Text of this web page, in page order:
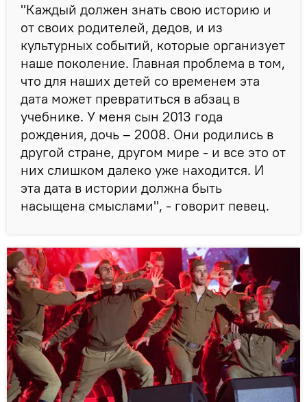
"Каждый должен знать свою историю и
от своих родителей, дедов, и из
культурных событий, которые организует
наше поколение. Главная проблема в том,
что для наших детей со временем эта
дата может превратиться в абзац в
учебнике. У меня сын 2013 года
рождения, дочь – 2008. Они родились в
другой стране, другом мире - и все это от
них слишком далеко уже находится. И
эта дата в истории должна быть
насыщена смыслами", - говорит певец.